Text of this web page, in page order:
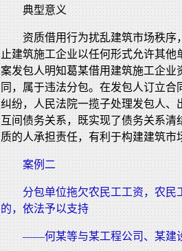
典型意义
资质借用行为扰乱建筑市场秩
止建筑施工企业以任何形式允许其
案发包人明知葛某借用建筑施工企
同，属于违法分包。在发包人订立
纠纷，人民法院一揽子处理发包人
互间债务关系，既实现了债务关系
质的人承担责任，有利于构建建筑市
案例二
分包单位拖欠农民工工资，农
的，依法予以支持
——何某等与某工程公司、某建